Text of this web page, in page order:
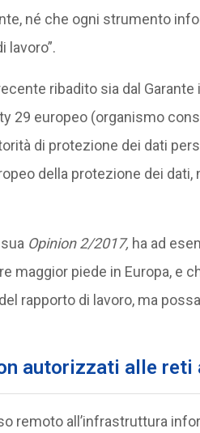
né che ogni strumento
lavoro”.
ribadito sia dal
29 europeo (organismo
di protezione dei dati
della protezione dei
Opinion 2/2017, ha ad
maggior piede in Europa, e
rapporto di lavoro, ma
autorizzati alle reti
remoto all’infrastruttura